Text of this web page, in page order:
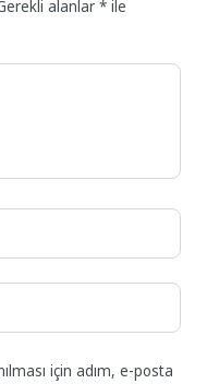
alanlar* ile
için adım, e-posta